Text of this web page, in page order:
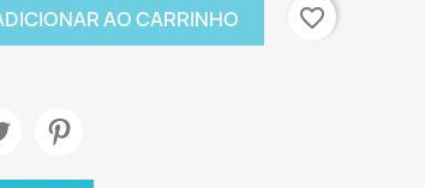
AO CARRINHO favorite_border